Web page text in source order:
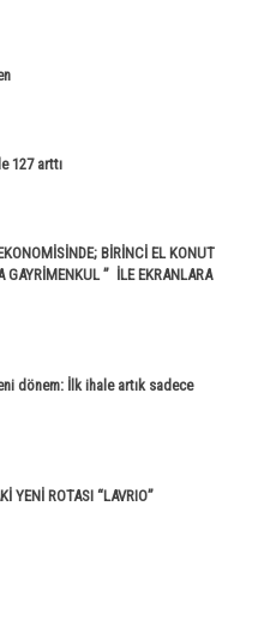
127 arttı
BİRİNCİ EL KONUT
GAYRİMENKUL ” İLE EKRANLARA
dönem: İlk ihale artık sadece
YENİ ROTASI “LAVRIO”